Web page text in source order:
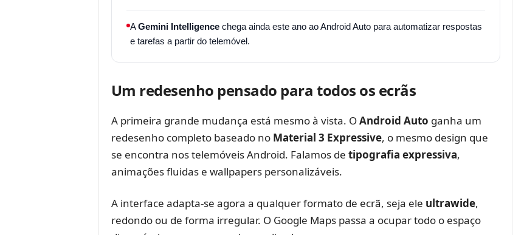
AGemini Intelligencechega ainda este ano ao Android Auto para automatizar respostas
e tarefas a partir do telemóvel.
Um redesenho pensado para todos os ecrãs
A primeira grande mudança está mesmo à vista. OAndroid Auto ganha um
redesenho completo baseado no Material 3 Expressive, o mesmo design que
se encontra nos telemóveis Android. Falamos de tipografia expressiva,
animações fluidas e wallpapers personalizáveis.
A interface adapta-se agora a qualquer formato de ecrã, seja ele ultrawide,
redondo ou de forma irregular. O Google Maps passa a ocupar todo o espaço